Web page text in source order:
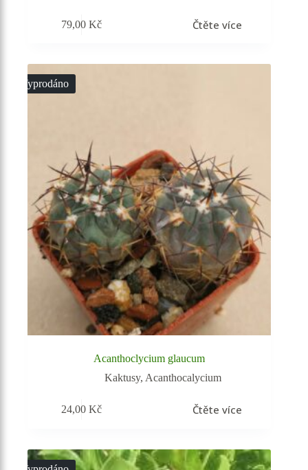
79,00Kč Čtěte více
Vyprodáno
Acanthoclycium glaucum
Kaktusy, Acanthocalycium
24,00Kč Čtěte více